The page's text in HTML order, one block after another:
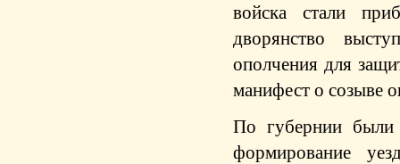
войска стали
дворянство
ополчения для
манифест о созыве
По губернии были
формирование